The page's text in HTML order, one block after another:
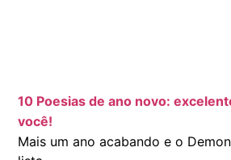
10 Poesias de ano novo:
você!
Mais um ano acabando e o